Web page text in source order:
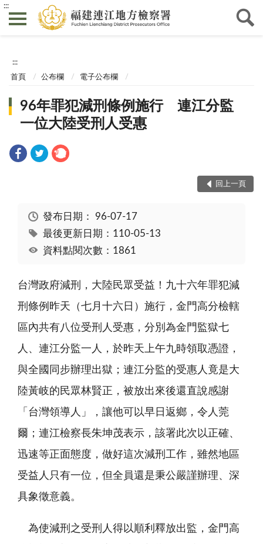
:::
:::
首頁 公布欄 電子公布欄
96年罪犯減刑條例施行 連江分監
一位大陸受刑人受惠
回上一頁
發布日期： 96-07-17
最後更新日期：110-05-13
資料點閱次數：1861
台灣政府減刑，大陸民眾受益！九十六年罪犯減
刑條例昨天（七月十六日）施行，金門高分檢轄
區內共有八位受刑人受惠，分別為金門監獄七
人、連江分監一人，於昨天上午九時領取憑證，
與全國同步辦理出獄；連江分監的受惠人竟是大
陸黃岐的民眾林賢正，被放出來後還直說感謝
「台灣領導人」，讓他可以早日返鄉，令人莞
爾；連江檢察長朱坤茂表示，該署此次以正確、
迅速等正面態度，做好這次減刑工作，雖然地區
受益人只有一位，但全員還是秉公嚴謹辦理、深
具象徵意義。
為使減刑之受刑人得以順利釋放出監，金門高